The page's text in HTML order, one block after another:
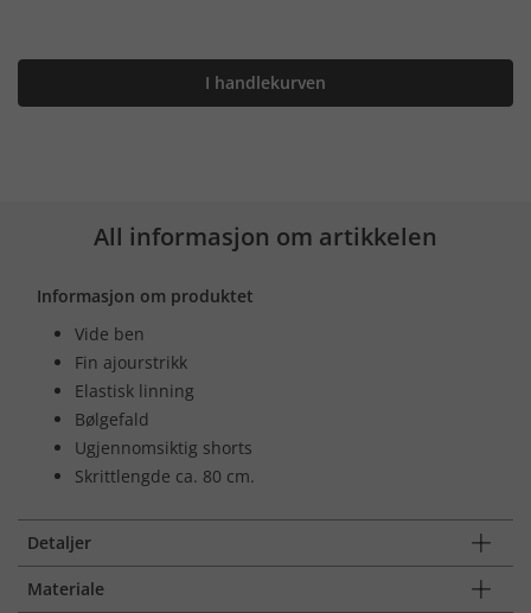
I handlekurven
All informasjon om artikkelen
Informasjon om produktet
Vide ben
Fin ajourstrikk
Elastisk linning
Bølgefald
Ugjennomsiktig shorts
Skrittlengde ca. 80 cm.
Detaljer
Materiale